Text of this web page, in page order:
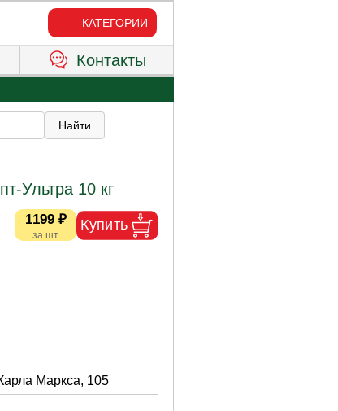
КАТЕГОРИИ
Контакты
Ультра 10 кг
1199 ₽
Маркса, 105